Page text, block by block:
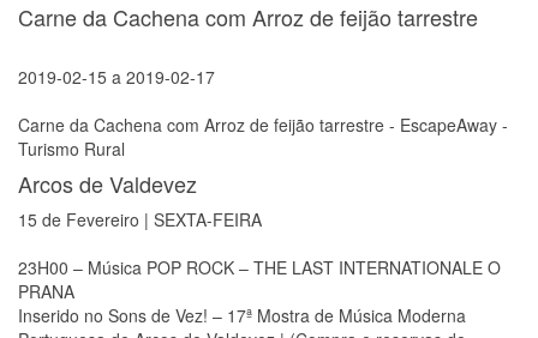
Carne da Cachena com Arroz de feijão tarrestre
2019-02-15 a 2019-02-17
Carne da Cachena com Arroz de feijão tarrestre - EscapeAway -
Turismo Rural
Arcos de Valdevez
15 de Fevereiro | SEXTA-FEIRA
23H00 – Música POP ROCK – THE LAST INTERNATIONALE O
PRANA
Inserido no Sons de Vez! – 17ª Mostra de Música Moderna